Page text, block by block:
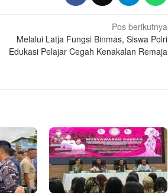
Pos berikutnya
Melalui Latja Fungsi Binmas, Siswa Polri
Edukasi Pelajar Cegah Kenakalan Remaja